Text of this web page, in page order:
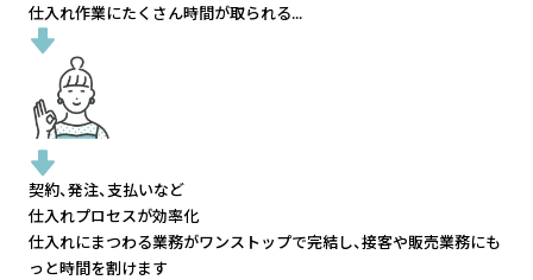
仕入れ作業にたくさん時間が取られる...
契約、発注、支払いなど
仕入れプロセスが効率化
仕入れにまつわる業務がワンストップで完結し、接客や販売業務にも
っと時間を割けます